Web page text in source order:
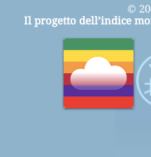
©
Il progetto dell’indice